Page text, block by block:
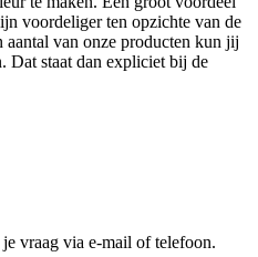
voordeliger ten opzichte van de
van onze producten kun jij
Dat staat dan expliciet bij de
vraag via e-mail of telefoon.